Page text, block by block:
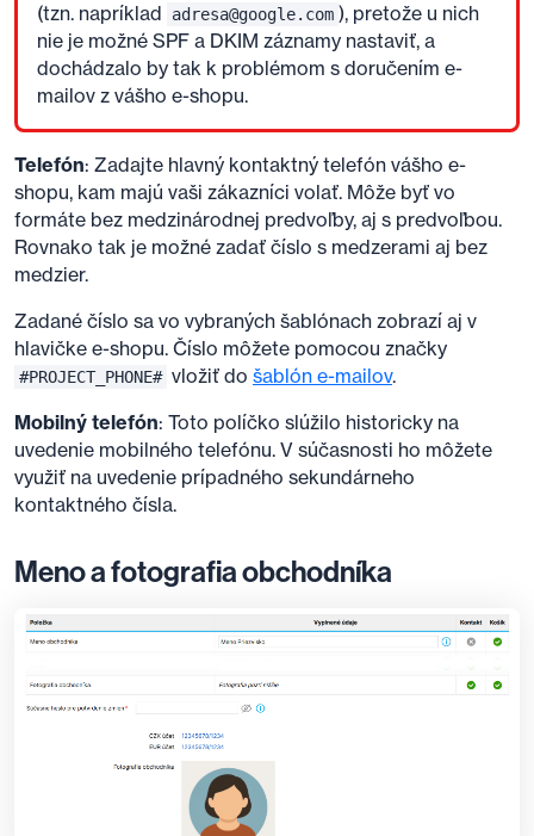
(tzn. napríklad
adresa@google.com ), pretože u nich
nie je možné SPF a DKIM záznamy nastaviť, a
dochádzalo by tak k problémom s doručením e-
mailov z vášho e-shopu.
Telefón: Zadajte hlavný kontaktný telefón vášho e-
shopu, kam majú vaši zákazníci volať. Môže byť vo
formáte bez medzinárodnej predvoľby, aj s predvoľbou.
Rovnako tak je možné zadať číslo s medzerami aj bez
medzier.
Zadané číslo sa vo vybraných šablónach zobrazí aj v
hlavičke e-shopu. Číslo môžete pomocou značky
#PROJECT_PHONE# vložiť do šablón e-mailov.
Mobilný telefón: Toto políčko slúžilo historicky na
uvedenie mobilného telefónu. V súčasnosti ho môžete
využiť na uvedenie prípadného sekundárneho
kontaktného čísla.
Meno a fotografia obchodníka